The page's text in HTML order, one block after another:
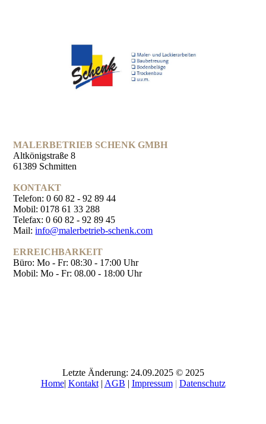
MALERBETRIEB SCHENK GMBH
Altkönigstraße 8
61389 Schmitten
KONTAKT
Telefon: 0 60 82 - 92 89 44
Mobil: 0178 61 33 288
Telefax: 0 60 82 - 92 89 45
Mail:info@malerbetrieb-schenk.com
ERREICHBARKEIT
Büro: Mo - Fr: 08:30 - 17:00 Uhr
Mobil:Mo - Fr: 08.00 - 18:00 Uhr
Letzte Änderung: 24.09.2025 © 2025
Home| Kontakt| AGB | Impressum| Datenschutz